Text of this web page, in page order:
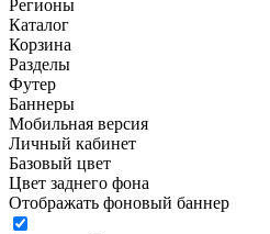
Регионы
Каталог
Корзина
Разделы
Футер
Баннеры
Мобильная версия
Личный кабинет
Базовый цвет
Цвет заднего фона
Отображать фоновый баннер